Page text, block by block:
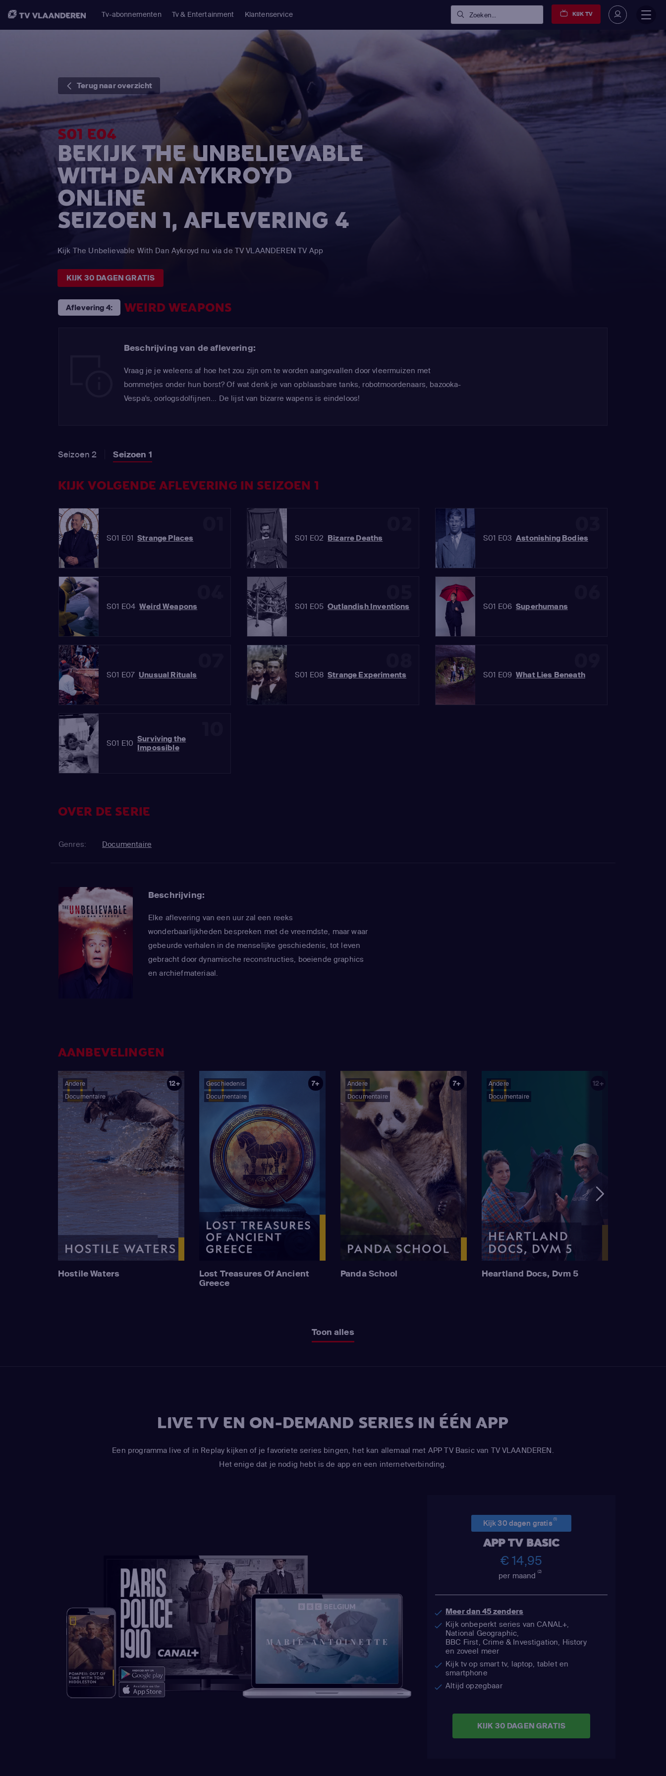
Tv-abonnementen Tv & Entertainment Klantenservice Zoeken... KIJK TV
Terug naar overzicht
S01 E04
BEKIJK THE UNBELIEVABLE
WITH DAN AYKROYD
ONLINE
SEIZOEN 1, AFLEVERING 4
Kijk The Unbelievable With Dan Aykroyd nu via de TV VLAANDEREN TV App
KIJK 30 DAGEN GRATIS
Aflevering 4: WEIRD WEAPONS
Beschrijving van de aflevering:
Vraag je je weleens af hoe het zou zijn om te worden aangevallen door vleermuizen met
bommetjes onder hun borst? Of wat denk je van opblaasbare tanks, robotmoordenaars, bazooka-
Vespa's, oorlogsdolfijnen... De lijst van bizarre wapens is eindeloos!
Seizoen 2 Seizoen 1
KIJK VOLGENDE AFLEVERING IN SEIZOEN 1
S01 E01 Strange Places S01 E02 Bizarre Deaths S01 E03 Astonishing Bodies
S01 E04 Weird Weapons S01 E05 Outlandish Inventions S01 E06 Superhumans
S01 E07 Unusual Rituals S01 E08 Strange Experiments S01 E09 What Lies Beneath
S01 E10 Surviving the
Impossible
OVER DE SERIE
Genres: Documentaire
Beschrijving:
Elke aflevering van een uur zal een reeks
wonderbaarlijkheden bespreken met de vreemdste, maar waar
gebeurde verhalen in de menselijke geschiedenis, tot leven
gebracht door dynamische reconstructies, boeiende graphics
en archiefmateriaal.
AANBEVELINGEN
Andere
Documentaire
12+
Hostile Waters
Geschiedenis
Documentaire
7+
Lost Treasures Of Ancient
Greece
Andere
Documentaire
7+
Panda School
Andere
Documentaire
12+
Heartland Docs, Dvm 5
Toon alles
LIVE TV EN ON-DEMAND SERIES IN ÉÉN APP
Een programma live of in Replay kijken of je favoriete series bingen, het kan allemaal met APP TV Basic van TV VLAANDEREN.
Het enige dat je nodig hebt is de app en een internetverbinding.
Kijk 30 dagen gratis(1)
APP TV BASIC
€ 14,95
per maand(2)
Meer dan 45 zenders
Kijk onbeperkt series van CANAL+,
National Geographic,
BBC First, Crime & Investigation, History
en zoveel meer
Kijk tv op smart tv, laptop, tablet en
smartphone
Altijd opzegbaar
KIJK 30 DAGEN GRATIS